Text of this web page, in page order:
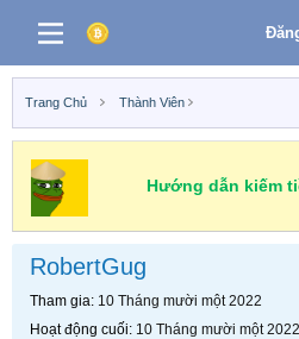
Trang Chủ Thành Viên
Hướng dẫn kiếm
RobertGug
Tham gia 10 Tháng mười một 2022
Hoạt động cuối 10 Tháng mười một 2022